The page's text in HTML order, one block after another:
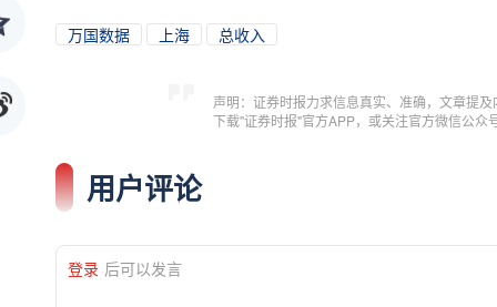
万国数据 上海 总收入
声明：证券时报力求信息真实、准确，文章提
下载"证券时报"官方APP，或关注官方微信公
用户评论
登录 后可以发言